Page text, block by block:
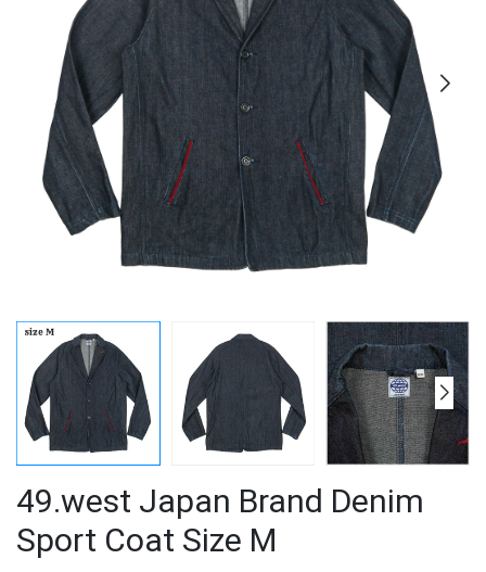
49.west Japan Brand Denim
Sport Coat Size M